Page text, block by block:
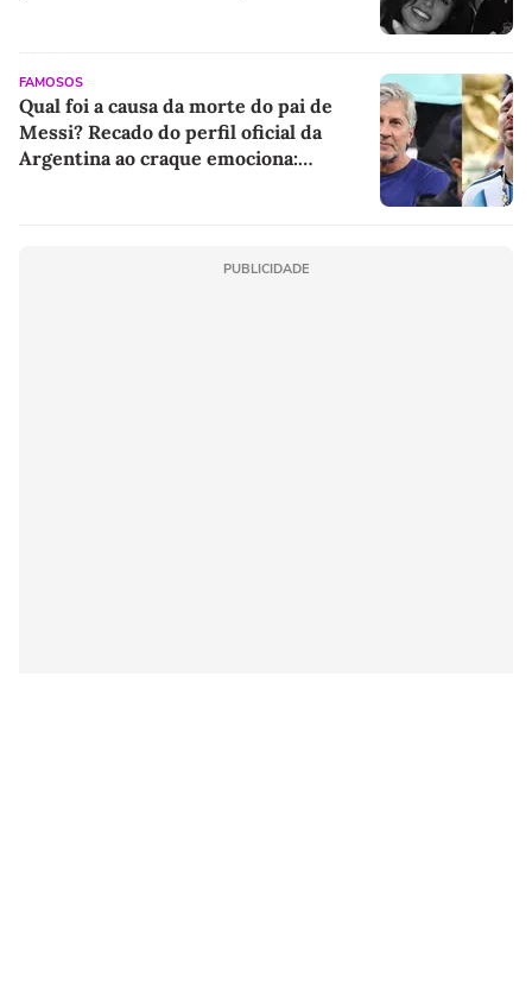
FAMOSOS
Qual foi a causa da morte do pai de
Messi? Recado do perfil oficial da
Argentina ao craque emociona:
PUBLICIDADE